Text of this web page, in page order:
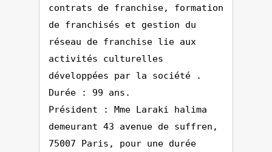
contrats de franchise, formation
de franchisés et gestion du
réseau de franchise lie aux
activités culturelles
développées par la société .
Durée : 99 ans.
Président : Mme Laraki halima
demeurant 43 avenue de suffren,
75007 Paris, pour une durée